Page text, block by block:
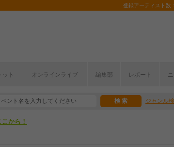
登録アーティスト
ット オンラインライブ 編集部 レポート
ジャンル
半期編発表！
から！